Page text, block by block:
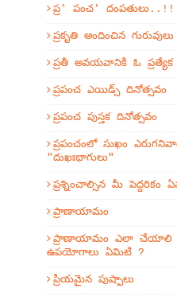
ప్ర' పంచ' దంపతులు..!!
ప్రకృతి అందించిన గురువులు
ప్రతీ అవయవానికి ఓ
ప్రపంచ ఎయిడ్స్ దినోత్సవం
ప్రపంచ పుస్తక దినోత్సవం
ప్రపంచంలో సుఖం
"దుఖఃభాగులు"
ప్రశ్నించాల్సిన మీ పెద్దరికం
ప్రాణాయామం
ప్రాణాయామం ఎలా చేయాలి
ఉపయోగాలు ఏమిటి ?
ప్రియమైన పుష్పాలు